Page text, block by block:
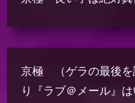
京極 （ゲラの最後を
り『ラブ＠メール』は